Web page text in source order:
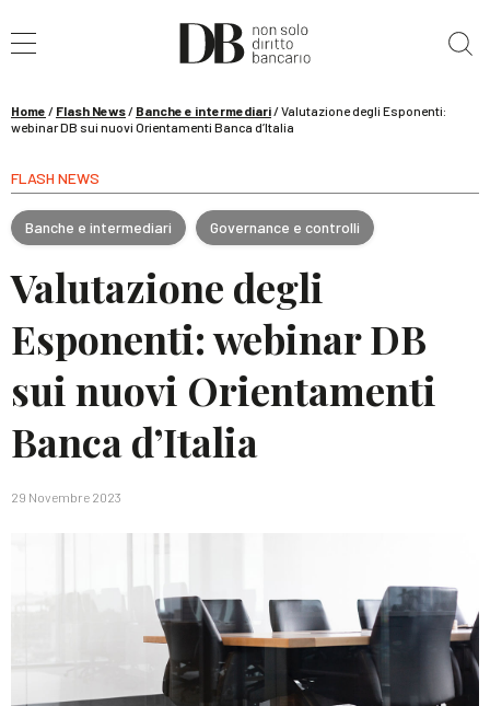
Home / Flash News/ Banche e intermediari/Valutazione degli Esponenti:
webinar DB sui nuovi Orientamenti Banca d’Italia
FLASH NEWS
Banche e intermediari Governance e controlli
Valutazione degli
Esponenti: webinar DB
sui nuovi Orientamenti
Banca d’Italia
29 Novembre 2023